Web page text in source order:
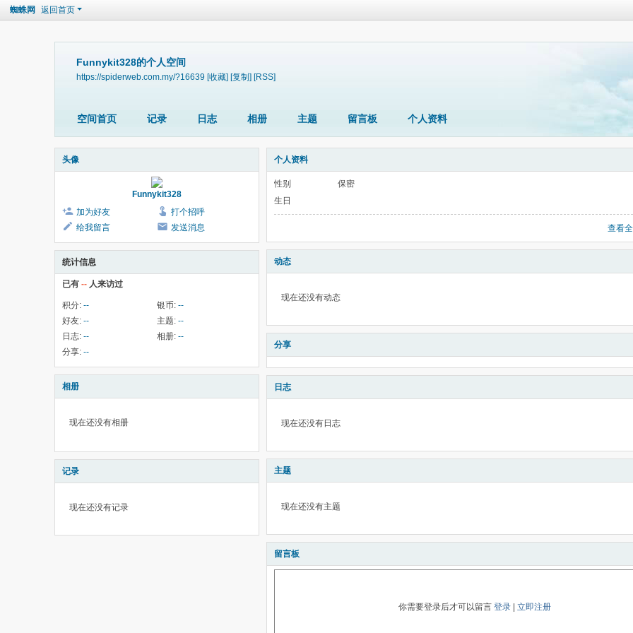
蜘蛛网 返回首页
Funnykit328的个人空间
https://spiderweb.com.my/?16639 [收藏] [复制] [RSS]
空间首页 记录 日志 相册 主题 留言板 个人资料
头像
Funnykit328
加为好友
打个招呼
给我留言
发送消息
统计信息
已有 -- 人来访过
积分: -- 银币: --
好友: -- 主题: --
日志: -- 相册: --
分享: --
相册
现在还没有相册
记录
现在还没有记录
个人资料
性别
保密
生日
查看
动态
现在还没有动态
分享
日志
现在还没有日志
主题
现在还没有主题
留言板
你需要登录后才可以留言 登录 立即注册